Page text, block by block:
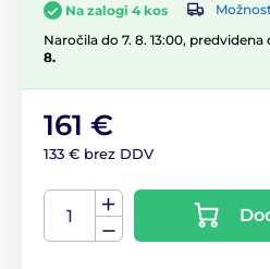
Na zalogi 4 kos
Naročila do 7. 8. 13:00, predvidena
8.
161 €
133 € brez DDV